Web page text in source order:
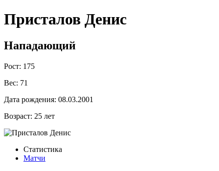
Присталов Денис
Нападающий
Рост: 175
Вес: 71
Дата рождения: 08.03.2001
Возраст: 25 лет
Статистика
Матчи